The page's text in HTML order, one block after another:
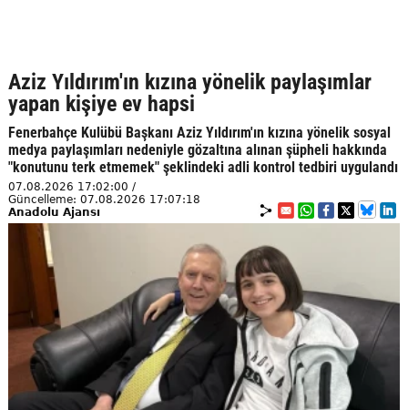
Aziz Yıldırım'ın kızına yönelik paylaşımlar
yapan kişiye ev hapsi
Fenerbahçe Kulübü Başkanı Aziz Yıldırım'ın kızına yönelik sosyal
medya paylaşımları nedeniyle gözaltına alınan şüpheli hakkında
"konutunu terk etmemek" şeklindeki adli kontrol tedbiri uygulandı
07.08.2026 17:02:00 /
Güncelleme: 07.08.2026 17:07:18
Anadolu Ajansı